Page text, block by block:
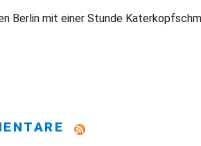
Berlin mit einer Stunde